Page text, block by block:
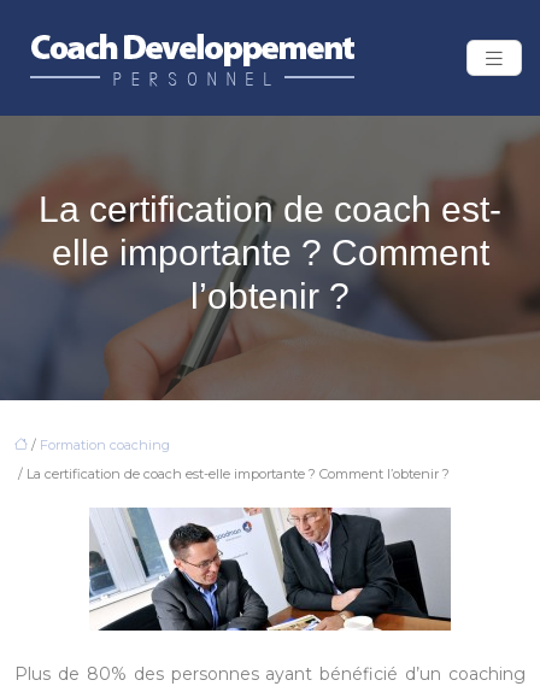
La certification de coach est-
elle importante ? Comment
l’obtenir ?
/ Formation coaching
/ La certification de coach est-elle importante ? Comment l’obtenir ?
Plus de 80% des personnes ayant bénéficié d’un coaching